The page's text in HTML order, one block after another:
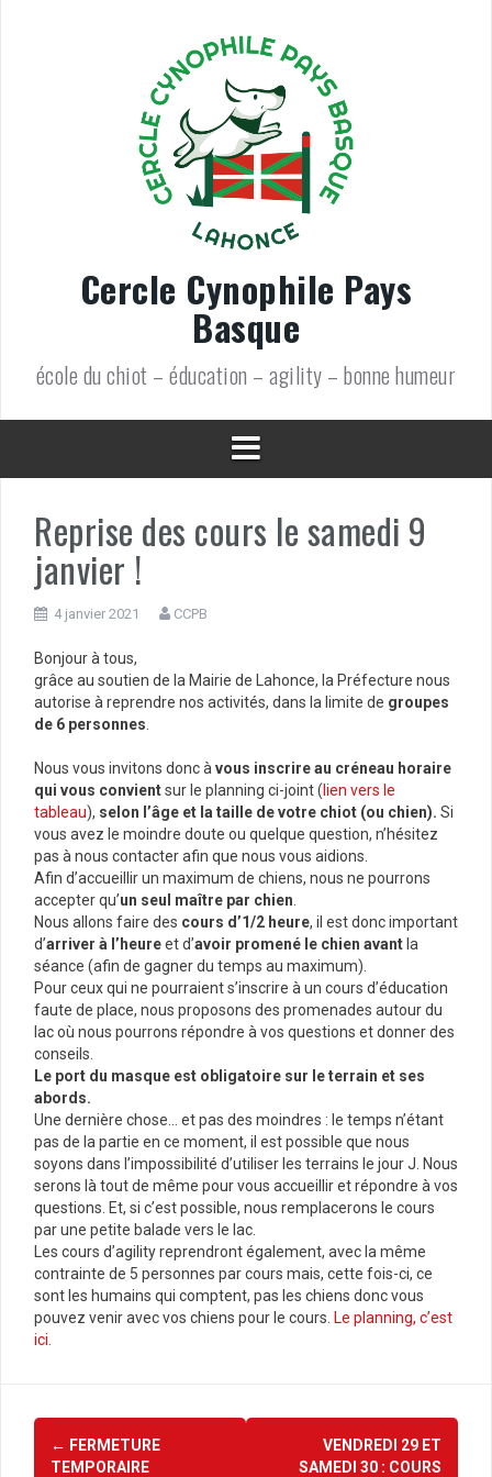
Cercle Cynophile Pays
Basque
école du chiot – éducation – agility – bonne humeur
Reprise des cours le samedi 9
janvier !
4 janvier 2021 CCPB
Bonjour à tous,
grâce au soutien de la Mairie de Lahonce, la Préfecture nous
autorise à reprendre nos activités, dans la limite de groupes
de 6 personnes
Nous vous invitons donc à vous inscrire au créneau horaire
qui vous convientsur le planning ci-joint ( lien vers le
tableau), selon l’âge et la taille de votre chiot (ou chien). Si
vous avez le moindre doute ou quelque question, n’hésitez
pas à nous contacter afin que nous vous aidions.
Afin d’accueillir un maximum de chiens, nous ne pourrons
accepter qu’un seul maître par chien
Nous allons faire des cours d’1/2 heure, il est donc important
d’arriver à l’heureet d’avoir promené le chien avant la
séance (afin de gagner du temps au maximum).
Pour ceux qui ne pourraient s’inscrire à un cours d’éducation
faute de place, nous proposons des promenades autour du
lac où nous pourrons répondre à vos questions et donner des
conseils.
Le port du masque est obligatoire sur le terrain et ses
abords.
Une dernière chose… et pas des moindres : le temps n’étant
pas de la partie en ce moment, il est possible que nous
soyons dans l’impossibilité d’utiliser les terrains le jour J. Nous
serons là tout de même pour vous accueillir et répondre à vos
questions. Et, si c’est possible, nous remplacerons le cours
par une petite balade vers le lac.
Les cours d’agility reprendront également, avec la même
contrainte de 5 personnes par cours mais, cette fois-ci, ce
sont les humains qui comptent, pas les chiens donc vous
pouvez venir avec vos chiens pour le cours. Le planning, c’est
ici.
Navigation
← FERMETURE
TEMPORAIRE
VENDREDI 29 ET
SAMEDI 30 : COURS